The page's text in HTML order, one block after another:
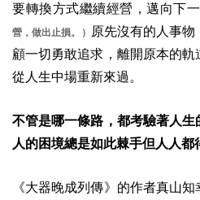
要轉換方式繼續經營，邁向下
營，做出止損。）
原先沒有的人事
顧一切勇敢追求，離開原本的軌
從人生中場重新來過。
不管是哪一條路，都考驗著人
人的困境總是如此棘手但人人都
《大器晚成列傳》的作者真山